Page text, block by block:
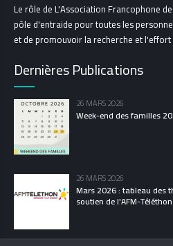
Le rôle de L'Association Francophone
pôle d'entraide pour toutes les
et de promouvoir la recherche et l'effort
Dernières Publications
26 MARS 2026
Week-end des familles
26 MARS 2026
Mars 2026 : tableau des
soutien de l'AFM-Téléthon